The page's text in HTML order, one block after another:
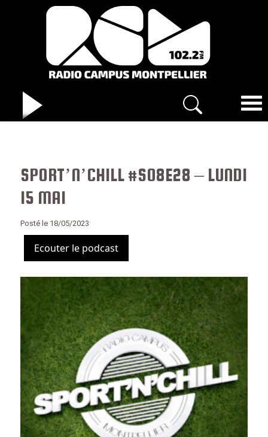
SPORT’N’CHILL #S08E28 – LUNDI
15 MAI
Posté le 18/05/2023
Ecouter le podcast